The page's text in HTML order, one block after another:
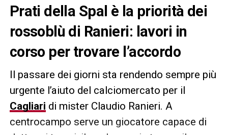
Prati della Spal è la priorità dei
rossoblù di Ranieri: lavori in
corso per trovare l’accordo
Il passare dei giorni sta rendendo sempre più
urgente l’aiuto del calciomercato per il
Cagliari di mister Claudio Ranieri. A
centrocampo serve un giocatore capace di